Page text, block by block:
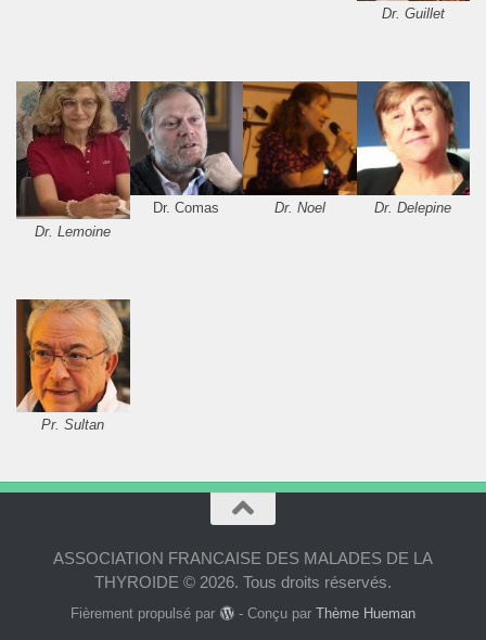
Dr. Guillet
Dr. Lemoine
Dr. Comas Dr. Noel Dr. Delepine
Pr. Sultan
ASSOCIATION FRANCAISE DES MALADES DE LA
THYROIDE © 2026. Tous droits réservés.
Fièrement propulsé par - Conçu par Thème Hueman